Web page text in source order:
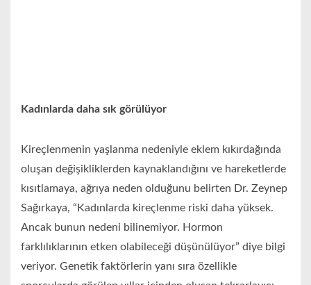
Kadınlarda daha sık görülüyor
Kireçlenmenin yaşlanma nedeniyle eklem kıkırdağında
oluşan değişikliklerden kaynaklandığını ve hareketlerde
kısıtlamaya, ağrıya neden olduğunu belirten Dr. Zeynep
Sağırkaya, “Kadınlarda kireçlenme riski daha yüksek.
Ancak bunun nedeni bilinemiyor. Hormon
farklılıklarının etken olabileceği düşünülüyor” diye bilgi
veriyor. Genetik faktörlerin yanı sıra özellikle